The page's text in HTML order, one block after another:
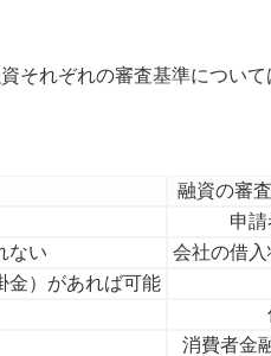
それぞれの審査基準について
融資の審
申
ない
会社の借入
金）があれば可能
消費者金